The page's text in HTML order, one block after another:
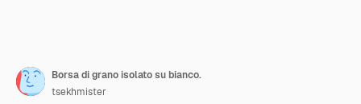
Borsa di grano isolato su bianco.
tsekhmister